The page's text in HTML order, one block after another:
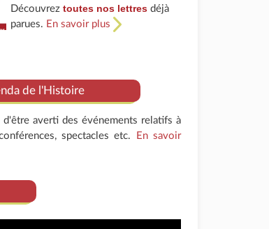
Découvreztoutes nos lettres déjà
parues. En savoir plus
de l'Histoire
averti des événements relatifs à
spectacles etc.
En savoir